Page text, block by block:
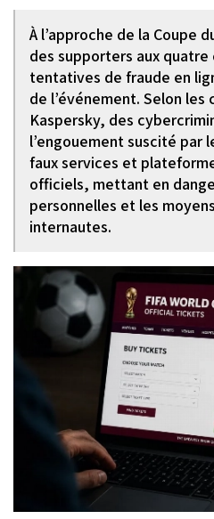
À l’approche de la Coupe
des supporters aux
tentatives de fraude en
de l’événement. Selon les
Kaspersky, des
l’engouement suscité par
faux services et
officiels, mettant en
personnelles et les
internautes.